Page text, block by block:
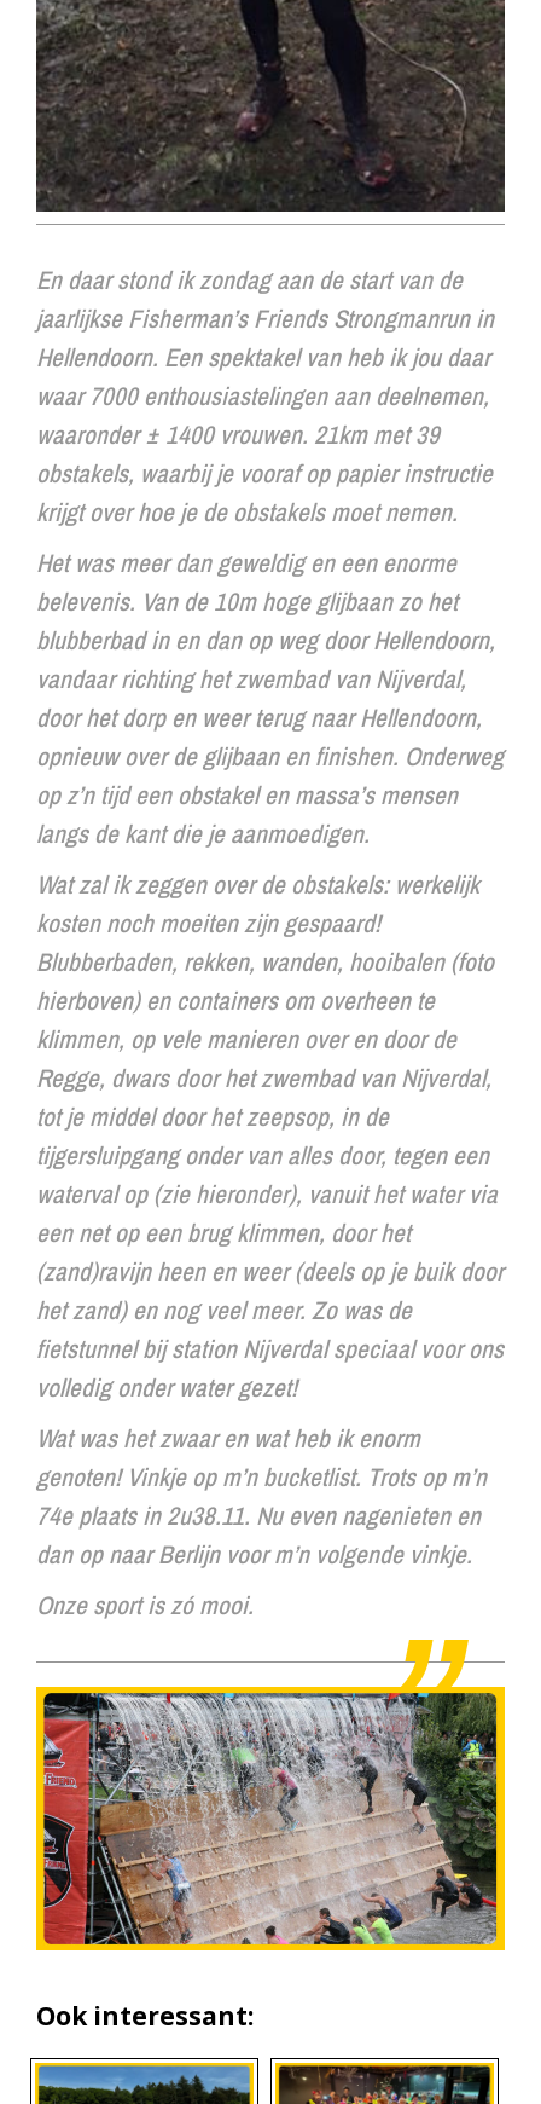
En daar stond ik zondag aan de start van de
jaarlijkse Fisherman’s Friends Strongmanrun in
Hellendoorn. Een spektakel van heb ik jou daar
waar 7000 enthousiastelingen aan deelnemen,
waaronder ± 1400 vrouwen. 21km met 39
obstakels, waarbij je vooraf op papier instructie
krijgt over hoe je de obstakels moet nemen.
Het was meer dan geweldig en een enorme
belevenis. Van de 10m hoge glijbaan zo het
blubberbad in en dan op weg door Hellendoorn,
vandaar richting het zwembad van Nijverdal,
door het dorp en weer terug naar Hellendoorn,
opnieuw over de glijbaan en finishen. Onderweg
op z’n tijd een obstakel en massa’s mensen
langs de kant die je aanmoedigen.
Wat zal ik zeggen over de obstakels: werkelijk
kosten noch moeiten zijn gespaard!
Blubberbaden, rekken, wanden, hooibalen (foto
hierboven) en containers om overheen te
klimmen, op vele manieren over en door de
Regge, dwars door het zwembad van Nijverdal,
tot je middel door het zeepsop, in de
tijgersluipgang onder van alles door, tegen een
waterval op (zie hieronder), vanuit het water via
een net op een brug klimmen, door het
(zand)ravijn heen en weer (deels op je buik door
het zand) en nog veel meer. Zo was de
fietstunnel bij station Nijverdal speciaal voor ons
volledig onder water gezet!
Wat was het zwaar en wat heb ik enorm
genoten! Vinkje op m’n bucketlist. Trots op m’n
74e plaats in 2u38.11. Nu even nagenieten en
dan op naar Berlijn voor m’n volgende vinkje.
Onze sport is zó mooi.
Ook interessant: